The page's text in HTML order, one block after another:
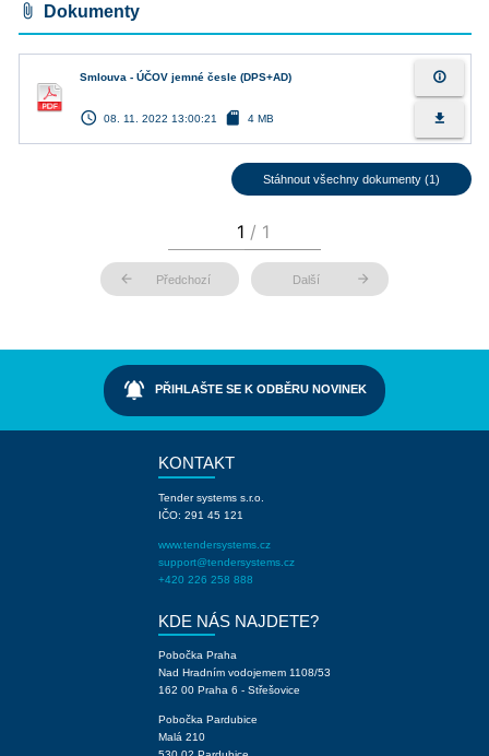
attach_file Dokumenty
Smlouva - ÚČOV jemné česle (DPS+AD)
access_time 08. 11. 2022 13:00:21 sd_card 4 MB
info_outline
file_download
Stáhnout všechny dokumenty (1)
arrow_back Předchozí Další arrow_forward
notifications_active PŘIHLAŠTE SE K ODBĚRU NOVINEK
KONTAKT
Tender systems s.r.o.
IČO: 291 45 121
www.tendersystems.cz
support@tendersystems.cz
+420 226 258 888
KDE NÁS NAJDETE?
Pobočka Praha
Nad Hradním vodojemem 1108/53
162 00 Praha 6 - Střešovice
Pobočka Pardubice
Malá 210